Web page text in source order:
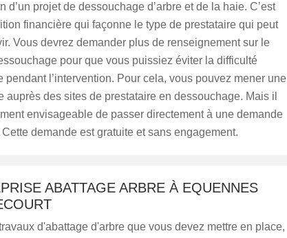
d’un projet de dessouchage d’arbre et de la haie. C’est
financière qui façonne le type de prestataire qui peut
Vous devrez demander plus de renseignement sur le
pour que vous puissiez éviter la difficulté
pendant l’intervention. Pour cela, vous pouvez mener une
auprès des sites de prestataire en dessouchage. Mais il
envisageable de passer directement à une demande
demande est gratuite et sans engagement.
ABATTAGE ARBRE À EQUENNES
d'abattage d'arbre que vous devez mettre en place,